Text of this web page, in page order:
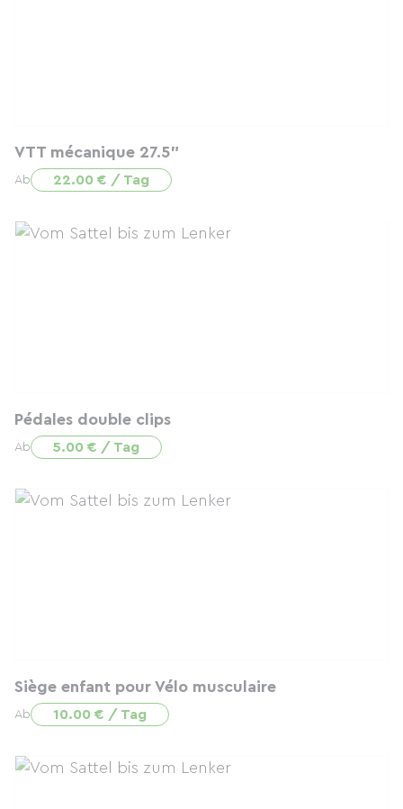
VTT mécanique 27.5"
Ab 22.00 € / Tag
Pédales double clips
Ab 5.00 € / Tag
Siège enfant pour Vélo musculaire
Ab 10.00 € / Tag